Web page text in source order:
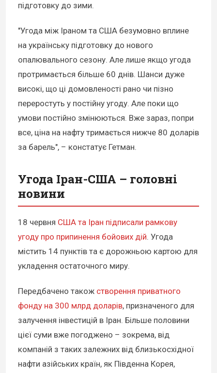
підготовку до зими.
"Угода між Іраном та США безумовно вплине
на українську підготовку до нового
опалювального сезону. Але лише якщо угода
протримається більше 60 днів. Шанси дуже
високі, що ці домовленості рано чи пізно
переростуть у постійну угоду. Але поки що
умови постійно змінюються. Вже зараз, попри
все, ціна на нафту тримається нижче 80 доларів
за барель", – констатує Гетман.
Угода Іран-США – головні
новини
18 червня США та Іран підписали рамкову
угоду про припинення бойових дій. Угода
містить 14 пунктів та є дорожньою картою для
укладення остаточного миру.
Передбачено також створення приватного
фонду на 300 млрд доларів, призначеного для
залучення інвестицій в Іран. Більше половини
цієї суми вже погоджено – зокрема, від
компаній з таких залежних від близькосхідної
нафти азійських країн, як Південна Корея,